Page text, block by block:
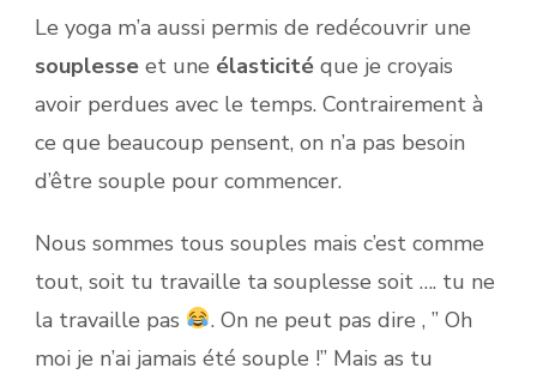
Le yoga m’a aussi permis de redécouvrir une
souplesse et une élasticité que je croyais
avoir perdues avec le temps. Contrairement à
ce que beaucoup pensent, on n’a pas besoin
d’être souple pour commencer.
Nous sommes tous souples mais c’est comme
tout, soit tu travaille ta souplesse soit …. tu ne
la travaille pas
. On ne peut pas dire , ” Oh
moi je n’ai jamais été souple !” Mais as tu